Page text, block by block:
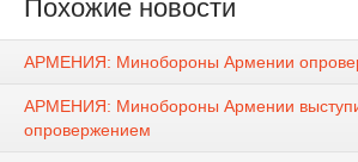
Похожие новости
АРМЕНИЯ: Минобороны Армении
АРМЕНИЯ: Минобороны Армении
опровержением